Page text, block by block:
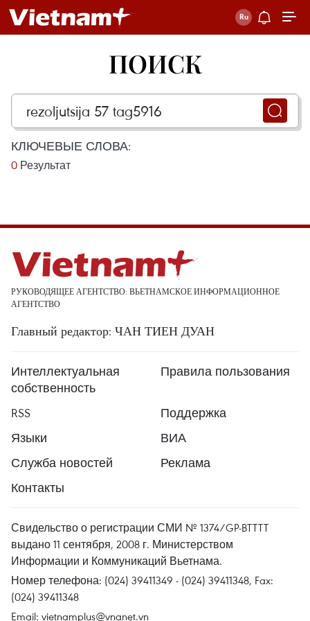
ПОИСК
КЛЮЧЕВЫЕ СЛОВА:
0 Результат
РУКОВОДЯЩЕЕ АГЕНТСТВО: ВЬЕТНАМСКОЕ ИНФОРМАЦИОННОЕ
АГЕНТСТВО
Главный редактор: ЧАН ТИЕН ДУАН
Интеллектуальная
собственность
Правила пользования
RSS
Поддержка
Языки
ВИА
Служба новостей
Реклама
Контакты
Свидельство о регистрации СМИ № 1374/GP-BTTTT
выдано 11 сентября, 2008 г. Министерством
Информации и Коммуникаций Вьетнама.
Номер телефона: (024) 39411349 - (024) 39411348, Fax:
(024) 39411348
Email: vietnamplus@vnanet.vn